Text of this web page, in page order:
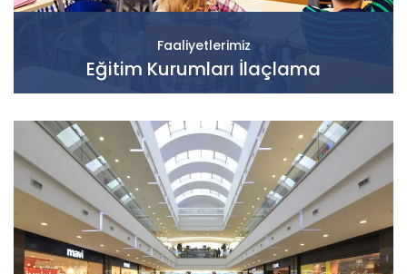
Faaliyetlerimiz
Eğitim Kurumları İlaçlama